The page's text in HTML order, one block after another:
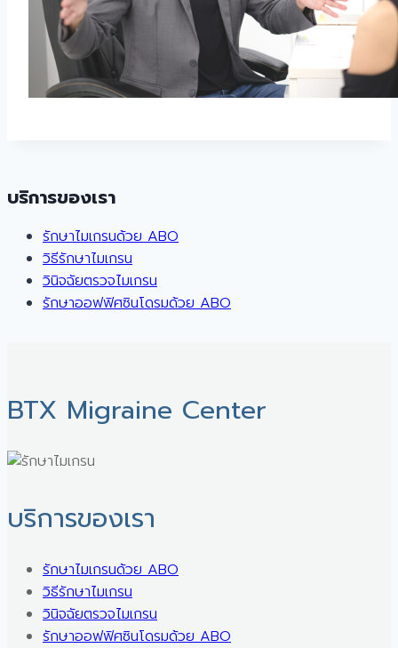
บริการของเรา
รักษาไมเกรนด้วย ABO
วิธีรักษาไมเกรน
วินิจฉัยตรวจไมเกรน
รักษาออฟฟิศซินโดรมด้วย ABO
BTX Migraine Center ㅤ
บริการของเรา
รักษาไมเกรนด้วย ABO
วิธีรักษาไมเกรน
วินิจฉัยตรวจไมเกรน
รักษาออฟฟิศซินโดรมด้วย ABO